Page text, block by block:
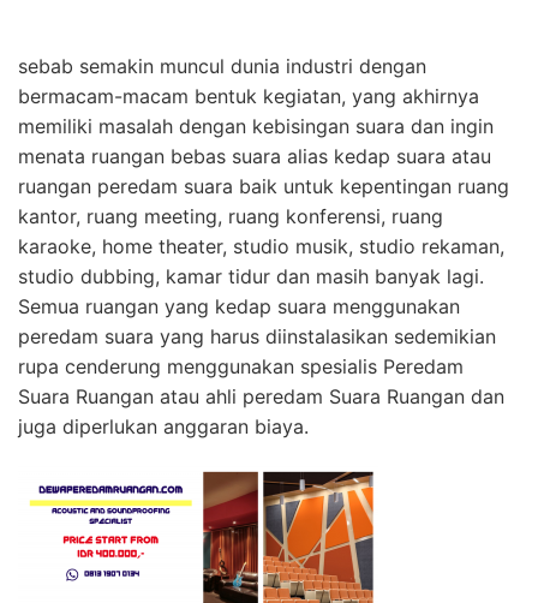
sebab semakin muncul dunia industri dengan
bermacam-macam bentuk kegiatan, yang akhirnya
memiliki masalah dengan kebisingan suara dan ingin
menata ruangan bebas suara alias kedap suara atau
ruangan peredam suara baik untuk kepentingan ruang
kantor, ruang meeting, ruang konferensi, ruang
karaoke, home theater, studio musik, studio rekaman,
studio dubbing, kamar tidur dan masih banyak lagi.
Semua ruangan yang kedap suara menggunakan
peredam suara yang harus diinstalasikan sedemikian
rupa cenderung menggunakan spesialis Peredam
Suara Ruangan atau ahli peredam Suara Ruangan dan
juga diperlukan anggaran biaya.